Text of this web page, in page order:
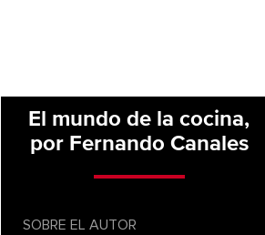
El mundo de la cocina,
por Fernando Canales
SOBRE EL AUTOR